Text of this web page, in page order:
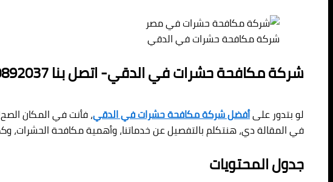
شركة مكافحة حشرات في الدقي
شركة مكافحة حشرات في الدقي- اتصل بنا 01080892037
لو بتدور علىأفضل شركة مكافحة حشرات في الدقي، فأنت في المكان
في المقالة دي، هنتكلم بالتفصيل عن خدماتنا، وأهمية مكافحة
جدول المحتويات